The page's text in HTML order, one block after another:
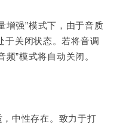
增强”模式下，由于音质
于关闭状态。若将音调
频”模式将自动关闭。
中性存在。致力于打